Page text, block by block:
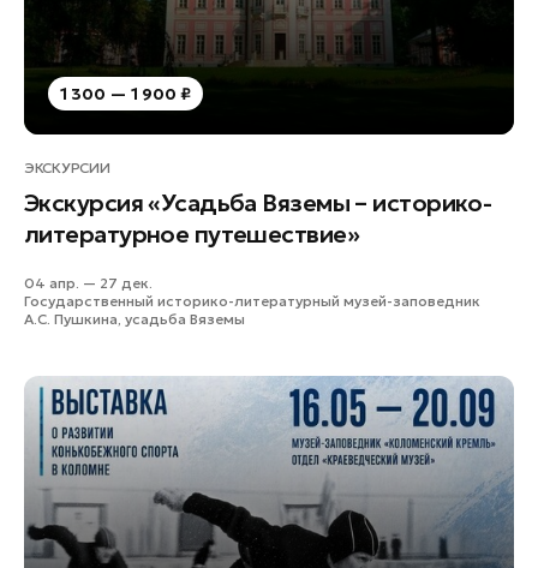
1 300 — 1 900 ₽
ЭКСКУРСИИ
Экскурсия «Усадьба Вяземы – историко-
литературное путешествие»
04 апр. — 27 дек.
Государственный историко-литературный музей-заповедник
А.С. Пушкина, усадьба Вяземы